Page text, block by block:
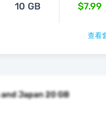
10 GB $7.99
查看
Japan 20 GB